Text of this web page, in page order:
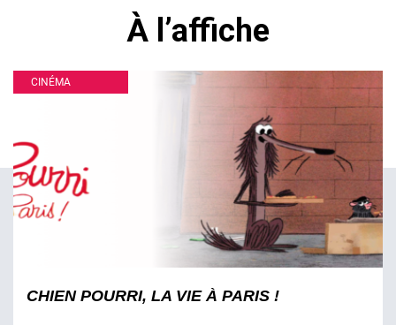
À l’affiche
CINÉMA
CHIEN POURRI, LA VIE À PARIS !